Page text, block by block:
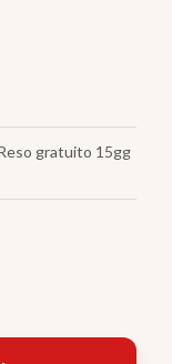
gratuito 15gg